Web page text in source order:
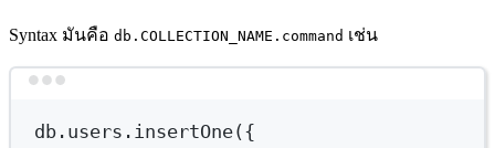
Syntax มันคือ db.COLLECTION_NAME.command เช่น
db.users.insertOne({